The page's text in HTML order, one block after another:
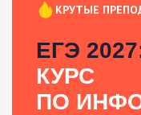
КРУТЫЕ
ЕГЭ
КУРС
ПО